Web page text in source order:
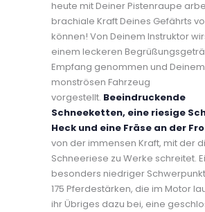
heute mit Deiner Pistenraupe
brachiale Kraft Deines Gefährts
können! Von Deinem Instruktor
einem leckeren
Empfang genommen und Deinem
monströsen Fahrzeug
vorgestellt. Beeindruckende
Schneeketten, eine riesige
Heck und eine Fräse an der
von der immensen Kraft, mit der
Schneeriese zu Werke schreitet.
besonders niedriger
175 Pferdestärken, die im Motor
ihr Übriges dazu bei, eine